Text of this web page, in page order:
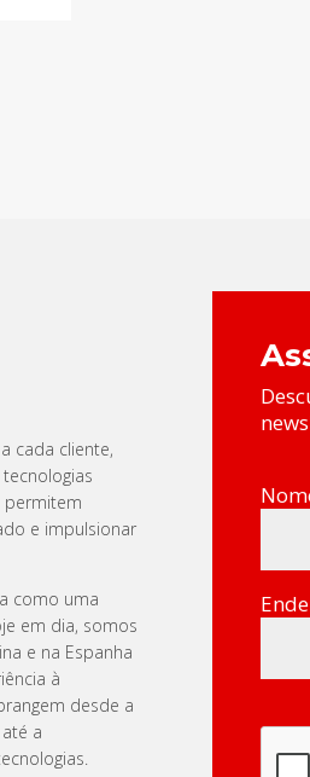
cada cliente,
permitem
e impulsionar
como uma
em dia, somos
e na Espanha
à
desde a
a